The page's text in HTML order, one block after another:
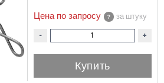
Цена по запросу за штуку
- +
Купить